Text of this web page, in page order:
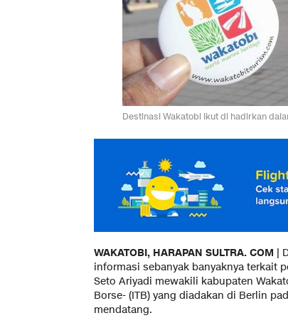
Destinasi Wakatobi Ikut di hadirkan
WAKATOBI, HARAPAN SULTRA. COM |
informasi sebanyak banyaknya terkait
Seto Ariyadi mewakili kabupaten
Borse- (ITB) yang diadakan di Berlin
mendatang.